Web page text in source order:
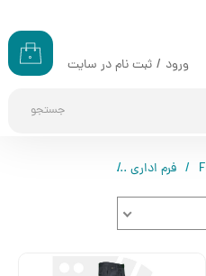
جستجو
۰ ورود / ثبت نام در سایت
فرم اداری